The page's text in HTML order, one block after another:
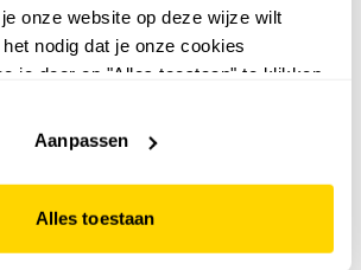
onze website op deze wijze wilt
nodig dat je onze cookies
je door op "Alles toestaan" te klikken.
functioneert.
Aanpassen
Alles toestaan